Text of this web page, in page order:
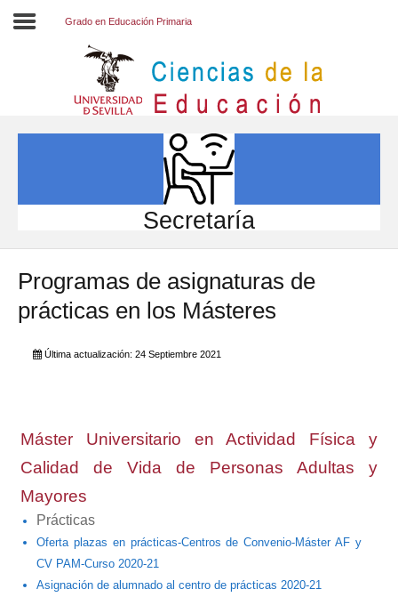
INVESTIGACIÓN
INTERNACIONAL
Directorio FCCE
Grado en Educación Primaria
Secretaría
Programas de asignaturas de
prácticas en los Másteres
Última actualización: 24 Septiembre 2021
Máster Universitario en Actividad Física y
Calidad de Vida de Personas Adultas y
Mayores
Prácticas
Oferta plazas en prácticas-Centros de Convenio-Máster AF y
CV PAM-Curso 2020-21
Asignación de alumnado al centro de prácticas 2020-21